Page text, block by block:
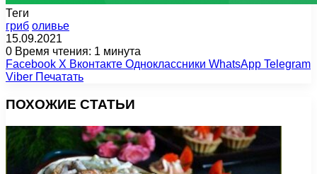
Теги
гриб оливье
15.09.2021
0 Время чтения: 1 минута
Facebook X Вконтакте Одноклассники WhatsApp Telegram
Viber Печатать
ПОХОЖИЕ СТАТЬИ